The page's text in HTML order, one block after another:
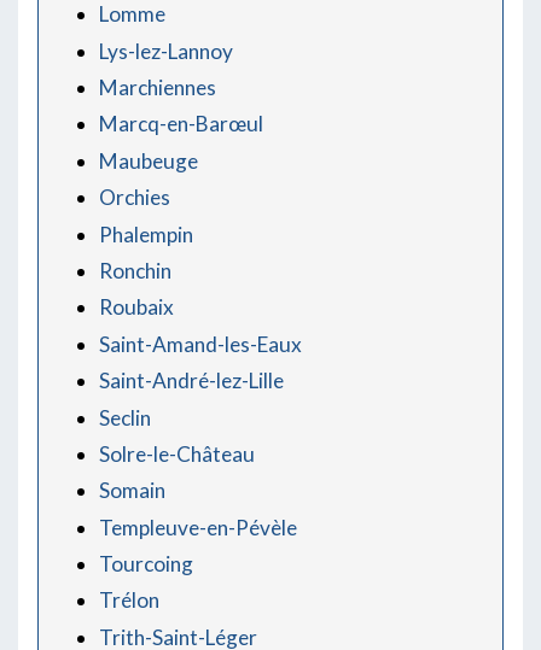
Lomme
Lys-lez-Lannoy
Marchiennes
Marcq-en-Barœul
Maubeuge
Orchies
Phalempin
Ronchin
Roubaix
Saint-Amand-les-Eaux
Saint-André-lez-Lille
Seclin
Solre-le-Château
Somain
Templeuve-en-Pévèle
Tourcoing
Trélon
Trith-Saint-Léger